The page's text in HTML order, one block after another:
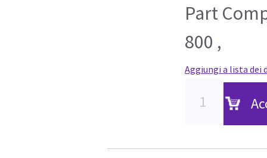
Part
800 ,
Aggiungi a lista dei